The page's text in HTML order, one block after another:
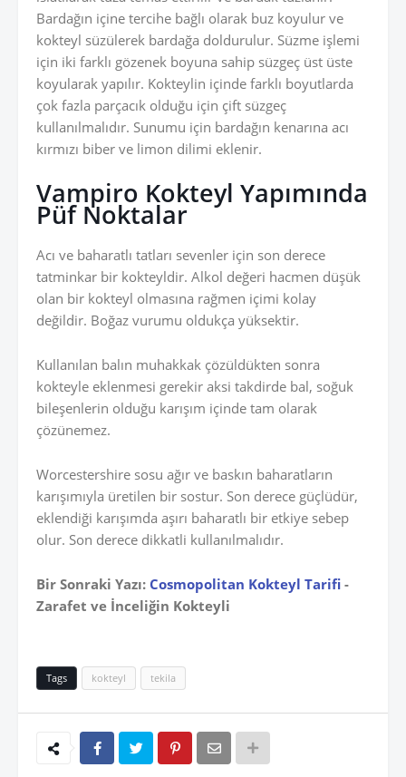
Bardağın içine tercihe bağlı olarak buz koyulur ve
kokteyl süzülerek bardağa doldurulur. Süzme işlemi
için iki farklı gözenek boyuna sahip süzgeç üst üste
koyularak yapılır. Kokteylin içinde farklı boyutlarda
çok fazla parçacık olduğu için çift süzgeç
kullanılmalıdır. Sunumu için bardağın kenarına acı
kırmızı biber ve limon dilimi eklenir.
Vampiro Kokteyl Yapımında
Püf Noktalar
Acı ve baharatlı tatları sevenler için son derece
tatminkar bir kokteyldir. Alkol değeri hacmen düşük
olan bir kokteyl olmasına rağmen içimi kolay
değildir. Boğaz vurumu oldukça yüksektir.
Kullanılan balın muhakkak çözüldükten sonra
kokteyle eklenmesi gerekir aksi takdirde bal, soğuk
bileşenlerin olduğu karışım içinde tam olarak
çözünemez.
Worcestershire sosu ağır ve baskın baharatların
karışımıyla üretilen bir sostur. Son derece güçlüdür,
eklendiği karışımda aşırı baharatlı bir etkiye sebep
olur. Son derece dikkatli kullanılmalıdır.
Bir Sonraki Yazı: Cosmopolitan Kokteyl Tarifi -
Zarafet ve İnceliğin Kokteyli
Tags kokteyl tekila